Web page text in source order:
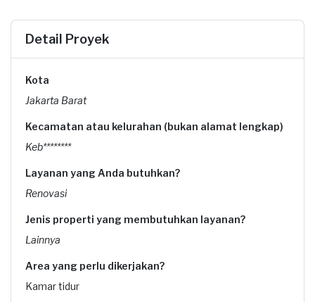
Detail Proyek
Kota
Jakarta Barat
Kecamatan atau kelurahan (bukan alamat lengkap)
Keb********
Layanan yang Anda butuhkan?
Renovasi
Jenis properti yang membutuhkan layanan?
Lainnya
Area yang perlu dikerjakan?
Kamar tidur